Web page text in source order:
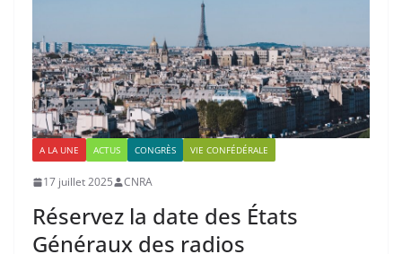
A LA UNE ACTUS CONGRÈS VIE CONFÉDÉRALE
17 juillet 2025 CNRA
Réservez la date des États
Généraux des radios